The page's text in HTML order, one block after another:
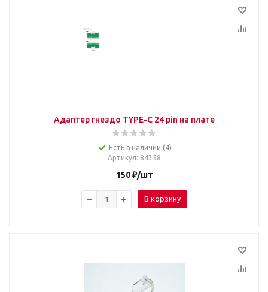
Адаптер гнездо TYPE-C 24 pin на плате
Есть в наличии (4)
Артикул: 84358
150₽/шт
В корзину